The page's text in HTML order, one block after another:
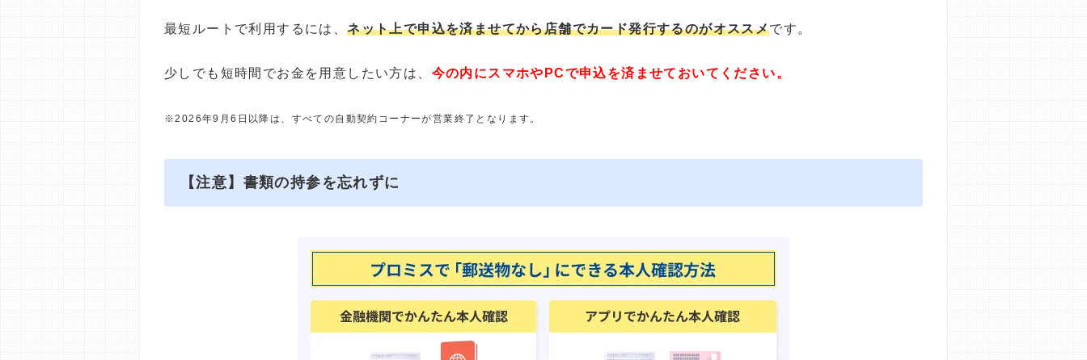
最短ルートで利用するには、ネット上で申込を済ませてから店舗でカード発行するのがオススメです。
少しでも短時間でお金を用意したい方は、 今の内にスマホやPCで申込を済ませておいてください。
※2026年9月6日以降は、すべての自動契約コーナーが営業終了となります。
【注意】書類の持参を忘れずに